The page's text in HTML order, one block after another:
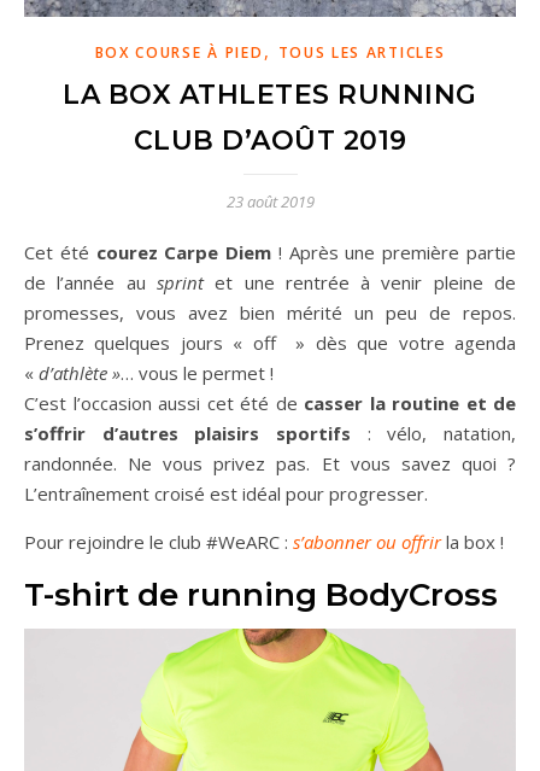
BOX COURSE À PIED , TOUS LES ARTICLES
LA BOX ATHLETES RUNNING
CLUB D’AOÛT 2019
23 août 2019
Cet été courez Carpe Diem ! Après une première partie
de l’année au sprintet une rentrée à venir pleine de
promesses, vous avez bien mérité un peu de repos.
Prenez quelques jours « off » dès que votre agenda
« d’athlète »… vous le permet !
C’est l’occasion aussi cet été de casser la routine et de
s’offrir d’autres plaisirs sportifs : vélo, natation,
randonnée. Ne vous privez pas. Et vous savez quoi ?
L’entraînement croisé est idéal pour progresser.
Pour rejoindre le club #WeARC : s’abonner ou offrirla box !
T-shirt de running BodyCross